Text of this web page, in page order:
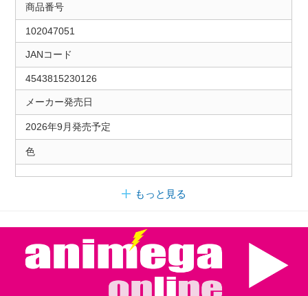
商品番号
102047051
JANコード
4543815230126
メーカー発売日
2026年9月発売予定
色
もっと見る